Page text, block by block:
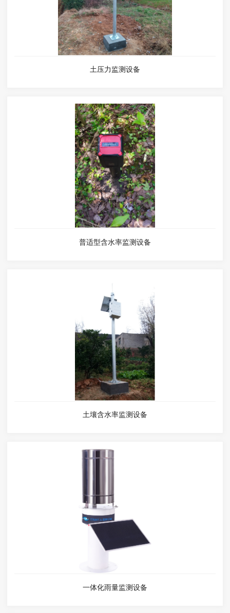
土压力监测设备
普适型含水率监测设备
土壤含水率监测设备
一体化雨量监测设备